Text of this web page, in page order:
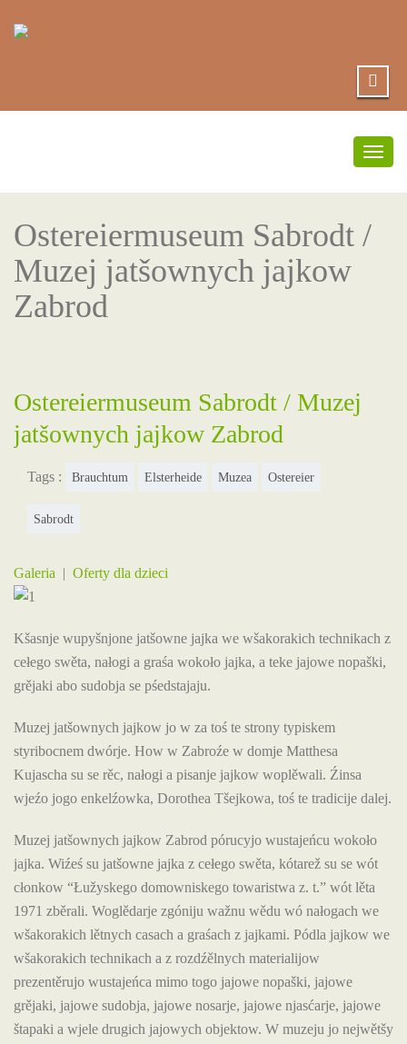
Ostereiermuseum Sabrodt /
Muzej jatšownych jajkow
Zabrod
Ostereiermuseum Sabrodt / Muzej
jatšownych jajkow Zabrod
Tags : Brauchtum Elsterheide Muzea Ostereier
Sabrodt
Galeria | Oferty dla dzieci
Kšasnje wupyšnjone jatšowne jajka we wšakorakich technikach z
cełego swěta, nałogi a graśa wokoło jajka, a teke jajowe nopaški,
grějaki abo sudobja se pśedstajaju.
Muzej jatšownych jajkow jo w za toś te strony typiskem
styribocnem dwórje. How w Zabroźe w domje Matthesa
Kujascha su se rěc, nałogi a pisanje jajkow woplěwali. Źinsa
wjeźo jogo enkelźowka, Dorothea Tšejkowa, toś te tradicije dalej.
Muzej jatšownych jajkow Zabrod pórucyjo wustajeńcu wokoło
jajka. Wiźeś su jatšowne jajka z cełego swěta, kótarež su se wót
cłonkow “Łužyskego domowniskego towaristwa z. t.” wót lěta
1971 zběrali. Woglědarje zgóniju wažnu wědu wó nałogach we
wšakorakich lětnych casach a graśach z jajkami. Pódla jajkow we
wšakorakich technikach a z rozdźělnych materialijow
prezentěrujo wustajeńca mimo togo jajowe nopaški, jajowe
grějaki, jajowe sudobja, jajowe nosarje, jajowe njasćarje, jajowe
štapaki a wjele drugich jajowych objektow. W muzeju jo nejwětšy